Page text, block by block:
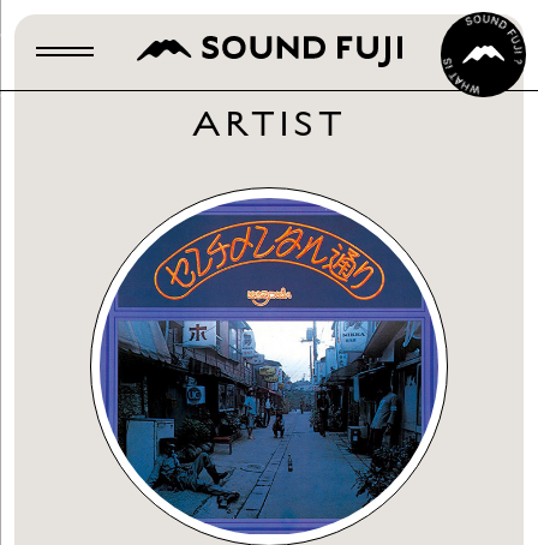
ARTIST